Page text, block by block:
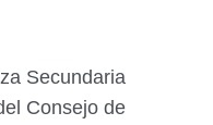
Secundaria
Consejo de